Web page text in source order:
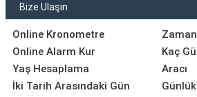
Bize Ulaşın
Online Kronometre
Online Alarm Kur
Yaş Hesaplama
İki Tarih Arasındaki Gün
Kaç
Aracı